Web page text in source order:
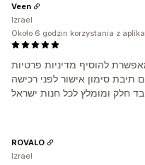
להוסיף מדיניות פרטיות
תיבת סימון אישור לפני רכישה
Veen
Izrael
Około 6 godzin korzystania z
ROVALO
Izrael